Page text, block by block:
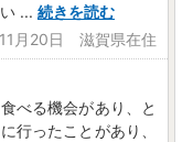
... 続きを読む
月20日 滋賀県在住
べる機会があり、と
行ったことがあり、